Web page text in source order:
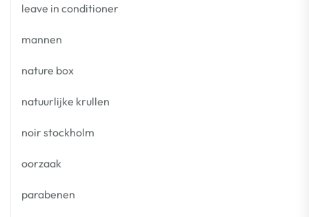
leave in conditioner
mannen
nature box
natuurlijke krullen
noir stockholm
oorzaak
parabenen